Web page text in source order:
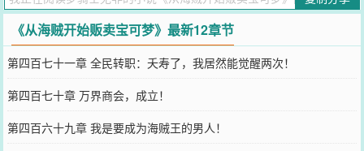
梵多，卡普的腕力为了成为最强海军正在苦练海军六式。魔鬼三角
洲，莫利亚又一次从噩梦中醒来，却发现是佩罗娜的梦妖在恶作剧。
和之国，桃之助在自家顽皮弹的自爆下，不幸死于非命(???)?。
…………站在红土大陆的顶点上，那个男人说出了这样的话：想要更
强的宝可梦吗？如果想要的话，就来大海找我吧！记住！带好你们的
财宝！于是人们为了追求力量相继出海，让世界迎接大宝可梦时
代！！！读者群:954946193
您要是觉得《 从海贼开始贩卖宝可梦 》还不错的话请不要忘记向您QQ
群和微博微信里的朋友推荐哦！
《从海贼开始贩卖宝可梦》最新12章节
第四百七十一章 全民转职：夭寿了，我居然能觉醒两次！
第四百七十章 万界商会，成立！
第四百六十九章 我是要成为海贼王的男人！